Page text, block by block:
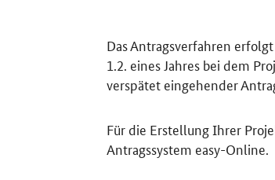
Das Antragsverfahren
1.2. eines Jahres bei dem
verspätet eingehender
Für die Erstellung Ihrer
Antragssystem easy-Online.